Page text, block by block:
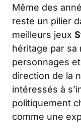
Même des
reste un pilier
meilleurs jeux
héritage par sa
personnages
direction de la
intéressés à
politiquement
comme une